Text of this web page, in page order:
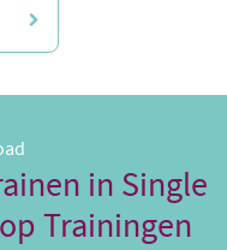
in Single
Trainingen